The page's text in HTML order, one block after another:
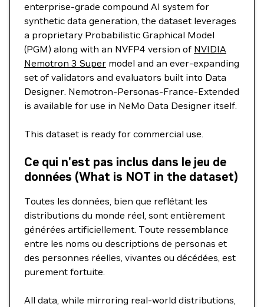
enterprise-grade compound AI system for
synthetic data generation, the dataset leverages
a proprietary Probabilistic Graphical Model
(PGM) along with an NVFP4 version of NVIDIA
Nemotron 3 Super model and an ever-expanding
set of validators and evaluators built into Data
Designer. Nemotron-Personas-France-Extended
is available for use in NeMo Data Designer itself.
This dataset is ready for commercial use.
Ce qui n'est pas inclus dans le jeu de
données (What is NOT in the dataset)
Toutes les données, bien que reflétant les
distributions du monde réel, sont entièrement
générées artificiellement. Toute ressemblance
entre les noms ou descriptions de personas et
des personnes réelles, vivantes ou décédées, est
purement fortuite.
All data, while mirroring real-world distributions,